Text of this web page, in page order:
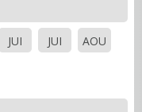
JUI JUI
AOU